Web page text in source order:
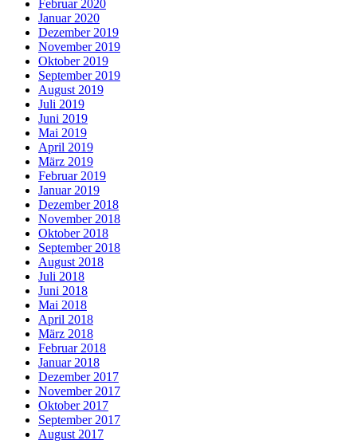
Februar 2020
Januar 2020
Dezember 2019
November 2019
Oktober 2019
September 2019
August 2019
Juli 2019
Juni 2019
Mai 2019
April 2019
März 2019
Februar 2019
Januar 2019
Dezember 2018
November 2018
Oktober 2018
September 2018
August 2018
Juli 2018
Juni 2018
Mai 2018
April 2018
März 2018
Februar 2018
Januar 2018
Dezember 2017
November 2017
Oktober 2017
September 2017
August 2017